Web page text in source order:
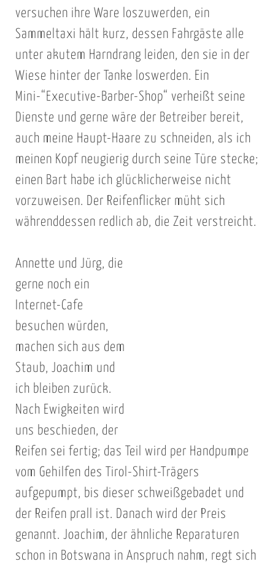
versuchen ihre Ware loszuwerden, ein
Sammeltaxi hält kurz, dessen Fahrgäste alle
unter akutem Harndrang leiden, den sie in der
Wiese hinter der Tanke loswerden. Ein
Mini-“Executive-Barber-Shop“ verheißt seine
Dienste und gerne wäre der Betreiber bereit,
auch meine Haupt-Haare zu schneiden, als ich
meinen Kopf neugierig durch seine Türe stecke;
einen Bart habe ich glücklicherweise nicht
vorzuweisen. Der Reifenflicker müht sich
währenddessen redlich ab, die Zeit verstreicht.
Annette und Jürg, die
gerne noch ein
Internet-Cafe
besuchen würden,
machen sich aus dem
Staub, Joachim und
ich bleiben zurück.
Nach Ewigkeiten wird
uns beschieden, der
Reifen sei fertig; das Teil wird per Handpumpe
vom Gehilfen des Tirol-Shirt-Trägers
aufgepumpt, bis dieser schweißgebadet und
der Reifen prall ist. Danach wird der Preis
genannt. Joachim, der ähnliche Reparaturen
schon in Botswana in Anspruch nahm, regt sich